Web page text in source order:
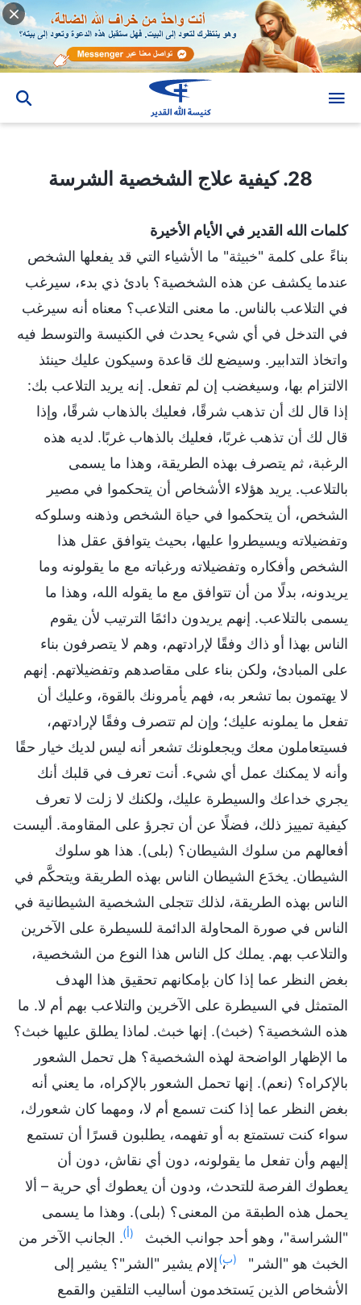
28. كيفية علاج الشخصية الشرسة
كلمات الله القدير في الأيام الأخيرة
بناءً على كلمة "خبيثة" ما الأشياء التي قد يفعلها الشخص
عندما يكشف عن هذه الشخصية؟ بادئ ذي بدء، سيرغب
في التلاعب بالناس. ما معنى التلاعب؟ معناه أنه سيرغب
في التدخل في أي شيء يحدث في الكنيسة والتوسط فيه
واتخاذ التدابير. وسيضع لك قاعدة وسيكون عليك حينئذ
الالتزام بها، وسيغضب إن لم تفعل. إنه يريد التلاعب بك:
إذا قال لك أن تذهب شرقًا، فعليك بالذهاب شرقًا، وإذا
قال لك أن تذهب غربًا، فعليك بالذهاب غربًا. لديه هذه
الرغبة، ثم يتصرف بهذه الطريقة، وهذا ما يسمى
بالتلاعب. يريد هؤلاء الأشخاص أن يتحكموا في مصير
الشخص، أن يتحكموا في حياة الشخص وذهنه وسلوكه
وتفضيلاته ويسيطروا عليها، بحيث يتوافق عقل هذا
الشخص وأفكاره وتفضيلاته ورغباته مع ما يقولونه وما
يريدونه، بدلًا من أن تتوافق مع ما يقوله الله، وهذا ما
يسمى بالتلاعب. إنهم يريدون دائمًا الترتيب لأن يقوم
الناس بهذا أو ذاك وفقًا لإرادتهم، وهم لا يتصرفون بناء
على المبادئ، ولكن بناء على مقاصدهم وتفضيلاتهم. إنهم
لا يهتمون بما تشعر به، فهم يأمرونك بالقوة، وعليك أن
تفعل ما يملونه عليك؛ وإن لم تتصرف وفقًا لإرادتهم،
فسيتعاملون معك ويجعلونك تشعر أنه ليس لديك خيار حقًا
وأنه لا يمكنك عمل أي شيء. أنت تعرف في قلبك أنك
يجري خداعك والسيطرة عليك، ولكنك لا زلت لا تعرف
كيفية تمييز ذلك، فضلًا عن أن تجرؤ على المقاومة. أليست
أفعالهم من سلوك الشيطان؟ (بلى). هذا هو سلوك
الشيطان. يخدَع الشيطان الناس بهذه الطريقة ويتحكَّم في
الناس بهذه الطريقة، لذلك تتجلى الشخصية الشيطانية في
الناس في صورة المحاولة الدائمة للسيطرة على الآخرين
والتلاعب بهم. يملك كل الناس هذا النوع من الشخصية،
بغض النظر عما إذا كان بإمكانهم تحقيق هذا الهدف
المتمثل في السيطرة على الآخرين والتلاعب بهم أم لا. ما
هذه الشخصية؟ (خبث). إنها خبث. لماذا يطلق عليها خبث؟
ما الإظهار الواضحة لهذه الشخصية؟ هل تحمل الشعور
بالإكراه؟ (نعم). إنها تحمل الشعور بالإكراه، ما يعني أنه
بغض النظر عما إذا كنت تسمع أم لا، ومهما كان شعورك،
سواء كنت تستمتع به أو تفهمه، يطلبون قسرًا أن تستمع
إليهم وأن تفعل ما يقولونه، دون أي نقاش، دون أن
يعطوك الفرصة للتحدث، ودون أن يعطوك أي حرية – ألا
يحمل هذه الطبقة من المعنى؟ (بلى). وهذا ما يسمى
"الشراسة"، وهو أحد جوانب الخبث
(أ). الجانب الآخر من
الخبث هو "الشر"
(ب)، إلام يشير "الشر"؟ يشير إلى
الأشخاص الذين يَستخدمون أساليب التلقين والقمع